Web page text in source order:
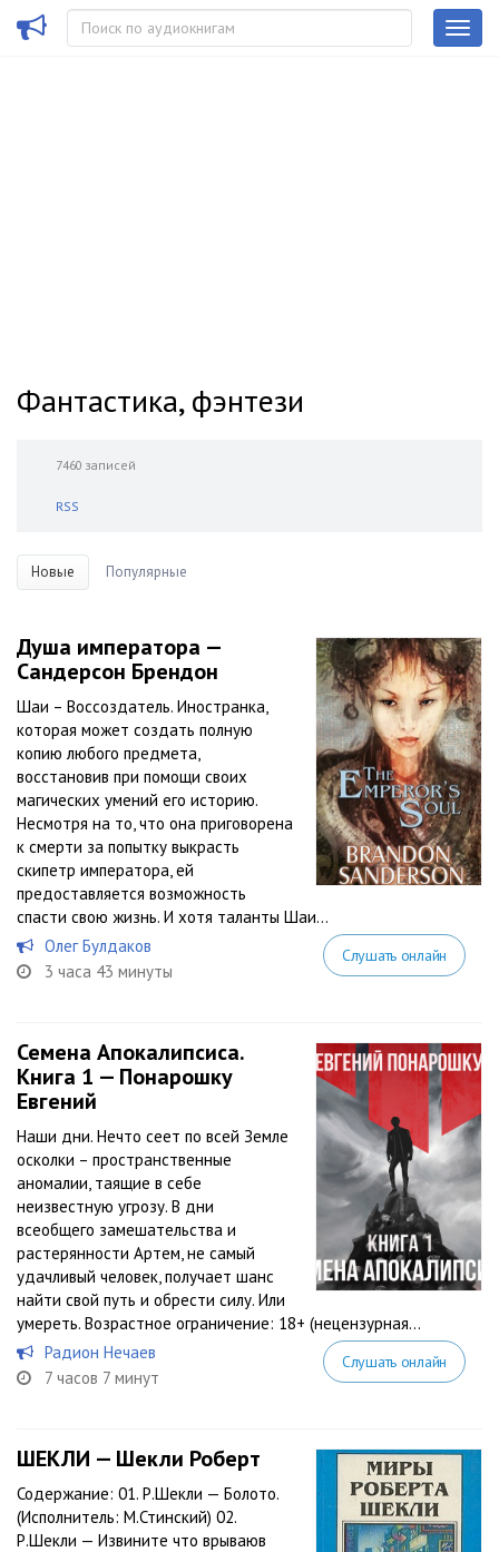
Фантастика, фэнтези
7460 записей
RSS
Новые Популярные
Душа императора —
Сандерсон Брендон
Шаи – Воссоздатель. Иностранка,
которая может создать полную
копию любого предмета,
восстановив при помощи своих
магических умений его историю.
Несмотря на то, что она приговорена
к смерти за попытку выкрасть
скипетр императора, ей
предоставляется возможность
спасти свою жизнь. И хотя таланты Шаи...
Олег Булдаков
3 часа 43 минуты
Слушать онлайн
Семена Апокалипсиса.
Книга 1 — Понарошку
Евгений
Наши дни. Нечто сеет по всей Земле
осколки – пространственные
аномалии, таящие в себе
неизвестную угрозу. В дни
всеобщего замешательства и
растерянности Артем, не самый
удачливый человек, получает шанс
найти свой путь и обрести силу. Или
умереть. Возрастное ограничение: 18+ (нецензурная...
Радион Нечаев
7 часов 7 минут
Слушать онлайн
ШЕКЛИ — Шекли Роберт
Содержание: 01. Р.Шекли — Болото.
(Исполнитель: М.Стинский) 02.
Р.Шекли — Извините что врываюв